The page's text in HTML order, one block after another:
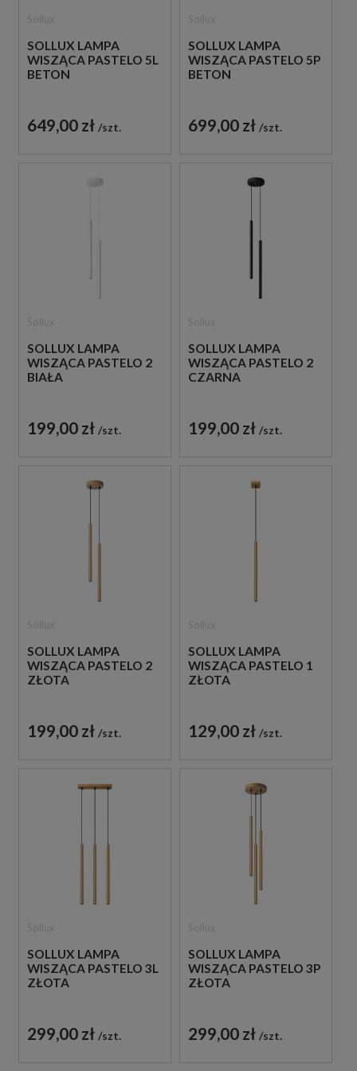
SOLLUX LAMPA
WISZĄCA PASTELO 5L
BETON
649,00 zł szt.
SOLLUX LAMPA
WISZĄCA PASTELO 5P
BETON
699,00 zł szt.
SOLLUX LAMPA
WISZĄCA PASTELO 2
BIAŁA
199,00 zł szt.
SOLLUX LAMPA
WISZĄCA PASTELO 2
CZARNA
199,00 zł szt.
SOLLUX LAMPA
WISZĄCA PASTELO 2
ZŁOTA
199,00 zł szt.
SOLLUX LAMPA
WISZĄCA PASTELO 1
ZŁOTA
129,00 zł szt.
SOLLUX LAMPA
WISZĄCA PASTELO 3L
ZŁOTA
299,00 zł szt.
SOLLUX LAMPA
WISZĄCA PASTELO 3P
ZŁOTA
299,00 zł szt.